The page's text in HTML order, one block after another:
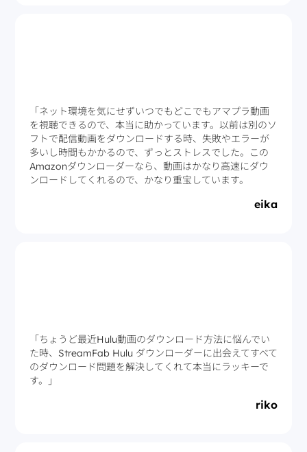
「ネット環境を気にせずいつでもどこでもアマプラ動画
を視聴できるので、本当に助かっています。以前は別のソ
フトで配信動画をダウンロードする時、失敗やエラーが
多いし時間もかかるので、ずっとストレスでした。この
Amazonダウンローダーなら、動画はかなり高速にダウ
ンロードしてくれるので、かなり重宝しています。
eika
「ちょうど最近Hulu動画のダウンロード方法に悩んでい
た時、StreamFab Hulu ダウンローダーに出会えてすべて
のダウンロード問題を解決してくれて本当にラッキーで
す。」
riko